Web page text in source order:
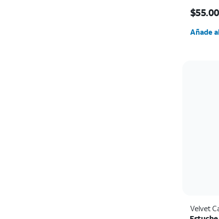
$55.00
Añade
Velvet